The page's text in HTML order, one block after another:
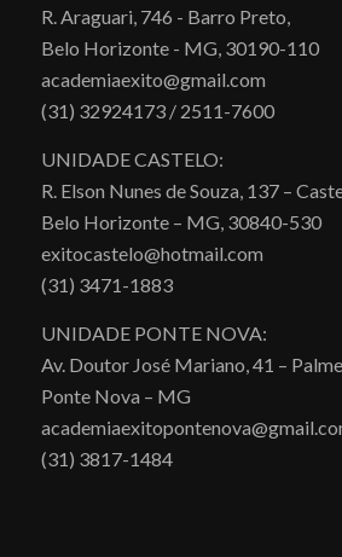
R. Araguari, 746 - Barro Preto,
Belo Horizonte - MG, 30190-110
academiaexito@gmail.com
(31) 32924173 / 2511-7600
UNIDADE CASTELO:
R. Elson Nunes de Souza, 137 –
Belo Horizonte – MG, 30840-530
exitocastelo@hotmail.com
(31) 3471-1883
UNIDADE PONTE NOVA:
Av. Doutor José Mariano, 41 –
Ponte Nova – MG
(31) 3817-1484